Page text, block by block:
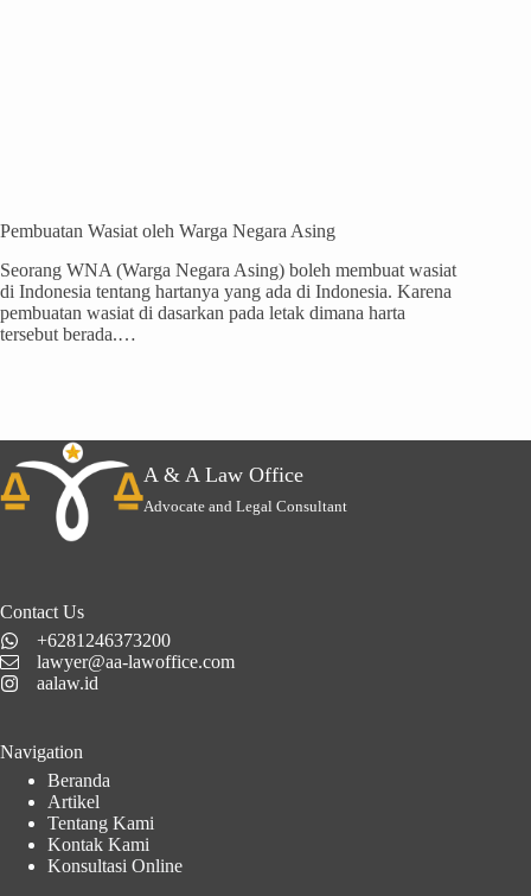
Pembuatan Wasiat oleh Warga Negara Asing
Seorang WNA (Warga Negara Asing) boleh membuat wasiat
di Indonesia tentang hartanya yang ada di Indonesia. Karena
pembuatan wasiat di dasarkan pada letak dimana harta
tersebut berada.…
A & A Law Office
Advocate and Legal Consultant
Contact Us
+6281246373200
lawyer@aa-lawoffice.com
aalaw.id
Navigation
Beranda
Artikel
Tentang Kami
Kontak Kami
Konsultasi Online